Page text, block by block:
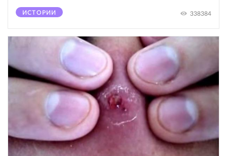
ИСТОРИИ 338384